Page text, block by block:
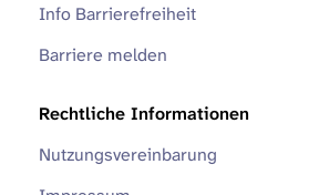
Info Barrierefreiheit
Barriere melden
Rechtliche Informationen
Nutzungsvereinbarung